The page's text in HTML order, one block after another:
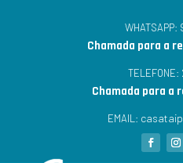
WHATSAPP:
Chamada para a
TELEFONE:
Chamada para a
EMAIL: